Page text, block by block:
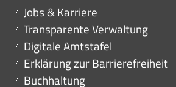
Mini menu di servizio
Jobs & Karriere
Transparente Verwaltung
Digitale Amtstafel
Erklärung zur Barrierefreiheit
Buchhaltung